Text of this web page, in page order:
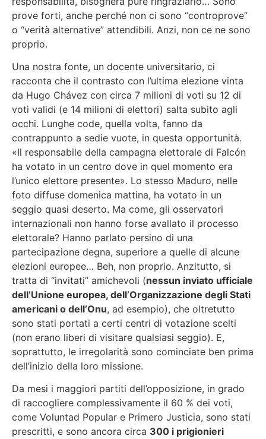
prove forti, anche perché non ci sono “controprove”
o “verità alternative” attendibili. Anzi, non ce ne sono
proprio.
Una nostra fonte, un docente universitario, ci
racconta che il contrasto con l’ultima elezione vinta
da Hugo Chávez con circa 7 milioni di voti su 12 di
voti validi (e 14 milioni di elettori) salta subito agli
occhi. Lunghe code, quella volta, fanno da
contrappunto a sedie vuote, in questa opportunità.
«Il responsabile della campagna elettorale di Falcón
ha votato in un centro dove in quel momento era
l’unico elettore presente». Lo stesso Maduro, nelle
foto diffuse domenica mattina, ha votato in un
seggio quasi deserto. Ma come, gli osservatori
internazionali non hanno forse avallato il processo
elettorale? Hanno parlato persino di una
partecipazione degna, superiore a quelle di alcune
elezioni europee… Beh, non proprio. Anzitutto, si
tratta di “invitati” amichevoli (nessun inviato ufficiale
dell’Unione europea, dell’Organizzazione degli Stati
americani o dell’Onu, ad esempio), che oltretutto
sono stati portati a certi centri di votazione scelti
(non erano liberi di visitare qualsiasi seggio). E,
soprattutto, le irregolarità sono cominciate ben prima
dell’inizio della loro missione.
Da mesi i maggiori partiti dell’opposizione, in grado
di raccogliere complessivamente il 60 % dei voti,
come Voluntad Popular e Primero Justicia, sono stati
prescritti, e sono ancora circa 300 i prigionieri